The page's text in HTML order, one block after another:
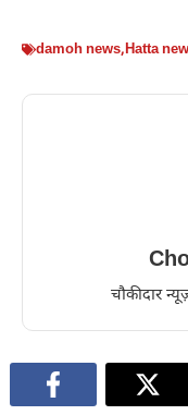
damoh news,Hatta
चौकीदार